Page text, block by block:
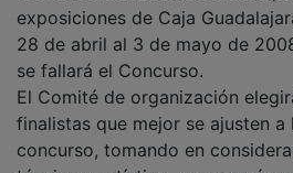
28 de abril al 3 de mayo de
se fallará el Concurso.
El Comité de organización
finalistas que mejor se ajusten
concurso, tomando en
técnica y artística, y que serán